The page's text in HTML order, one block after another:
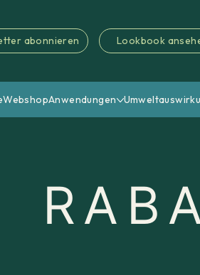
abonnieren Lookbook
WebshopAnwendungen